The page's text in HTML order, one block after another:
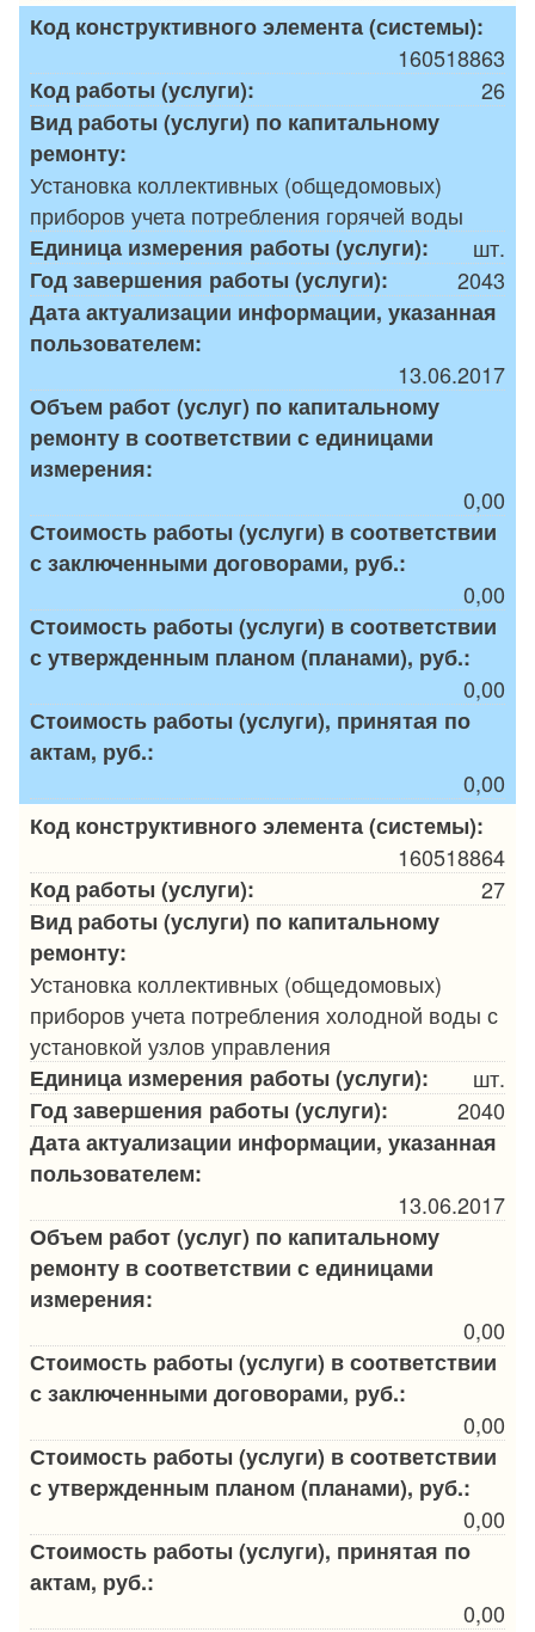
Код конструктивного элемента (системы):
160518863
Код работы (услуги):
26
Вид работы (услуги) по капитальному
ремонту:
Установка коллективных (общедомовых)
приборов учета потребления горячей воды
Единица измерения работы (услуги):
шт.
Год завершения работы (услуги):
2043
Дата актуализации информации, указанная
пользователем:
13.06.2017
Объем работ (услуг) по капитальному
ремонту в соответствии с единицами
измерения:
0,00
Стоимость работы (услуги) в соответствии
с заключенными договорами, руб.:
0,00
Стоимость работы (услуги) в соответствии
с утвержденным планом (планами), руб.:
0,00
Стоимость работы (услуги), принятая по
актам, руб.:
0,00
Код конструктивного элемента (системы):
160518864
Код работы (услуги):
27
Вид работы (услуги) по капитальному
ремонту:
Установка коллективных (общедомовых)
приборов учета потребления холодной воды с
установкой узлов управления
Единица измерения работы (услуги):
шт.
Год завершения работы (услуги):
2040
Дата актуализации информации, указанная
пользователем:
13.06.2017
Объем работ (услуг) по капитальному
ремонту в соответствии с единицами
измерения:
0,00
Стоимость работы (услуги) в соответствии
с заключенными договорами, руб.:
0,00
Стоимость работы (услуги) в соответствии
с утвержденным планом (планами), руб.:
0,00
Стоимость работы (услуги), принятая по
актам, руб.:
0,00